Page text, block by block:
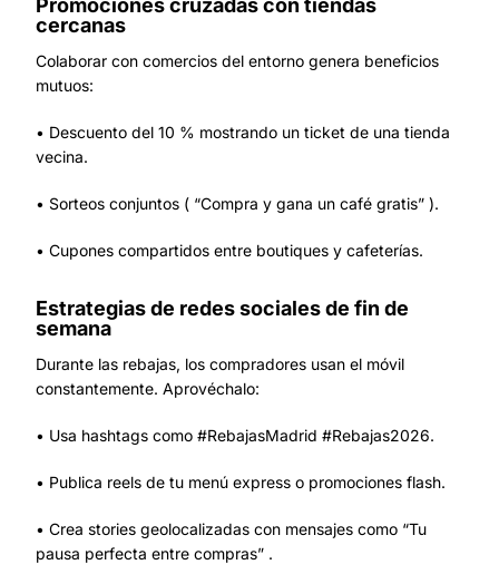
Promociones cruzadas con tiendas
cercanas
Colaborar con comercios del entorno genera beneficios
mutuos:
• Descuento del 10 % mostrando un ticket de una tienda
vecina.
• Sorteos conjuntos ( “Compra y gana un café gratis” ).
• Cupones compartidos entre boutiques y cafeterías.
Estrategias de redes sociales de fin de
semana
Durante las rebajas, los compradores usan el móvil
constantemente. Aprovéchalo:
• Usa hashtags como #RebajasMadrid #Rebajas2026.
• Publica reels de tu menú express o promociones flash.
• Crea stories geolocalizadas con mensajes como “Tu
pausa perfecta entre compras” .